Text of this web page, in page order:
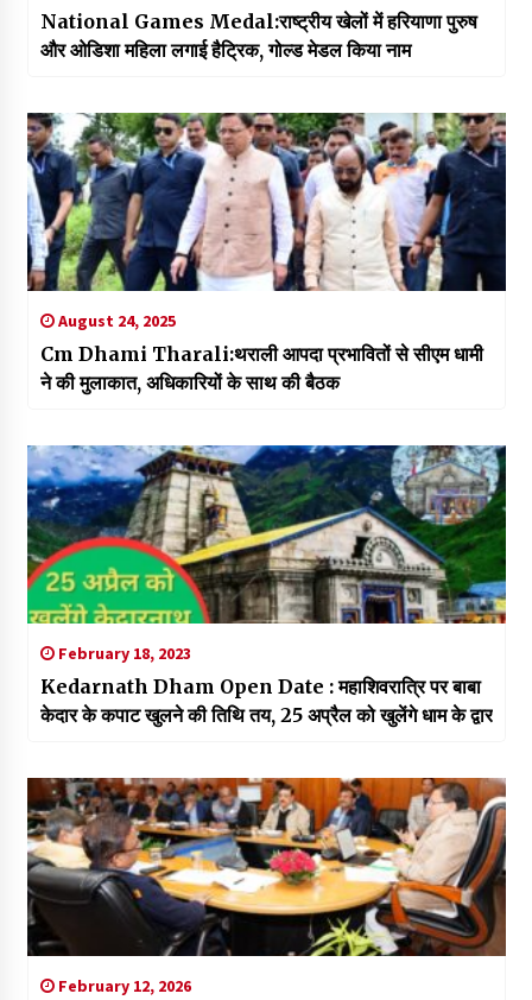
National Games Medal:राष्ट्रीय खेलों में हरियाणा पुरुष
और ओडिशा महिला लगाई हैट्रिक, गोल्ड मेडल किया नाम
August 24, 2025
Cm Dhami Tharali:थराली आपदा प्रभावितों से सीएम धामी
ने की मुलाकात, अधिकारियों के साथ की बैठक
February 18, 2023
Kedarnath Dham Open Date : महाशिवरात्रि पर बाबा
केदार के कपाट खुलने की तिथि तय, 25 अप्रैल को खुलेंगे धाम के द्वार
February 12, 2026